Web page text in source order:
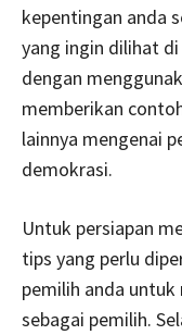
kepentingan anda
yang ingin dilihat
dengan
memberikan
lainnya mengenai
demokrasi.
Untuk persiapan
tips yang perlu
pemilih anda
sebagai pemilih.